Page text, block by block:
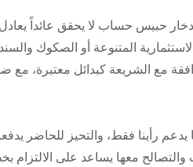
حبيس حساب لا يحقق عائداً
الاستثمارية المتنوعة أو الصكوك
مع الشريعة كبدائل معتبرة، مع
يدعم رأينا فقط، والتحيز للحاضر
معها يساعد على الالتزام